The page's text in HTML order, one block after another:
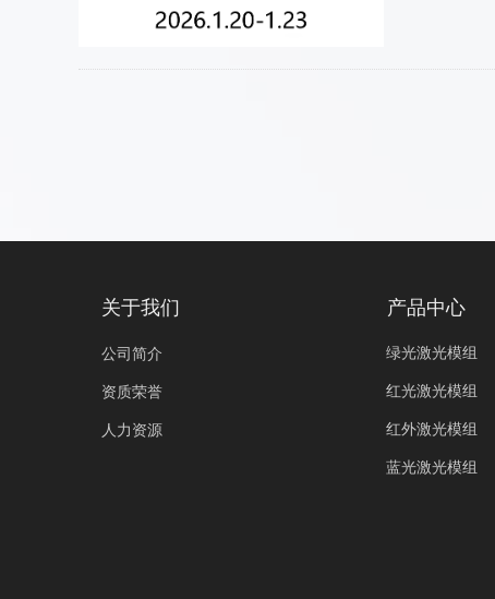
关于我们
公司简介
资质荣誉
人力资源
产品中心
绿光激光模组
红光激光模组
红外激光模组
蓝光激光模组